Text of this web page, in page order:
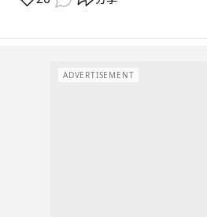
ADVERTISEMENT